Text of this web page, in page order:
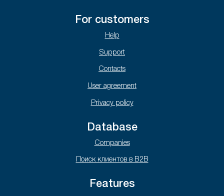
For customers
Help
Support
Contacts
User agreement
Privacy policy
Database
Companies
Поиск клиентов в B2B
Features